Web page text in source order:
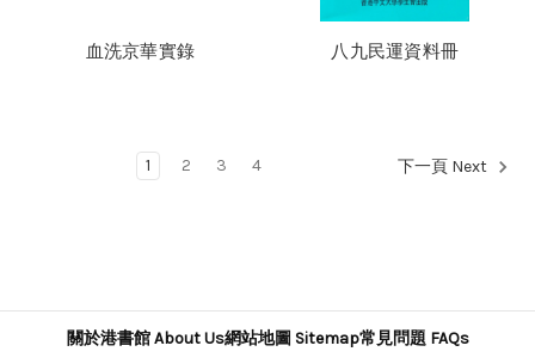
血洗京華實錄 八九民運資料冊
1 2 3 4 下一頁 Next
關於港書館 About Us網站地圖 Sitemap常見問題 FAQs